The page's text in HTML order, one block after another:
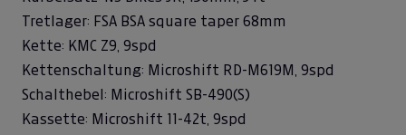
Tretlager: FSA BSA square taper 68mm
Kette: KMC Z9, 9spd
Kettenschaltung: Microshift RD-M619M, 9spd
Schalthebel: Microshift SB-490(S)
Kassette: Microshift 11-42t, 9spd